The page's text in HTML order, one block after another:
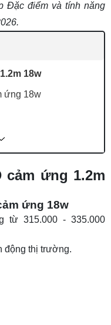
Đặc điểm và tính năng
18w
ứng 18w
chuyển động
chuyển động
cảm ứng 1.2m
ứng 18w
từ 315.000 - 335.000
động thị trường.